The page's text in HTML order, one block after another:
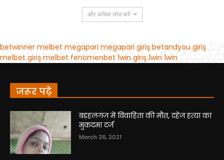
जरूर पढ़े
बड़हलगंज में विवाहिता की मौत, दहेज हत्या का
मुकदमा दर्ज
March 26, 2021